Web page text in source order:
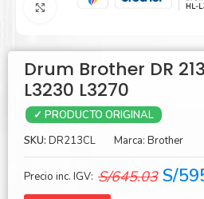
Agrandar
Drum Brother DR
L3230 L3270
✓ PRODUCTO ORIGINAL
SKU: DR213CL Marca: Brother
Precio inc. IGV: S/645.03 El
S/